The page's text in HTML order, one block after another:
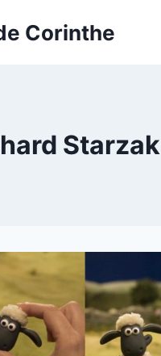
Corinthe
Starzak